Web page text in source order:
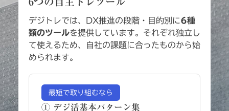
デジトレでは、DX推進の段階・目的別に6種
類のツールを提供しています。それぞれ独立し
て使えるため、自社の課題に合ったものから始
められます。
最短で取り組むなら
① デジ活基本パターン集